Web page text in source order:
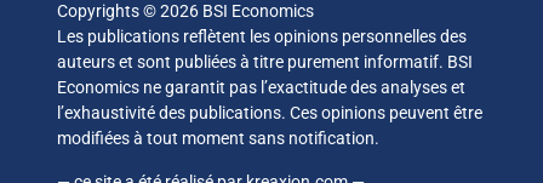
Copyrights © 2026 BSI Economics
Les publications reflètent les opinions personnelles des
auteurs et sont publiées à titre purement informatif. BSI
Economics ne garantit pas l’exactitude des analyses et
l’exhaustivité des publications. Ces opinions peuvent être
modifiées à tout moment sans notification.